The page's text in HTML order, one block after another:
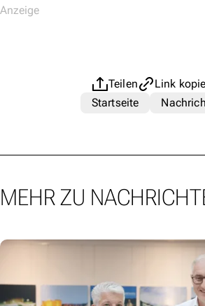
Teilen
Link
Startseite
MEHR ZU